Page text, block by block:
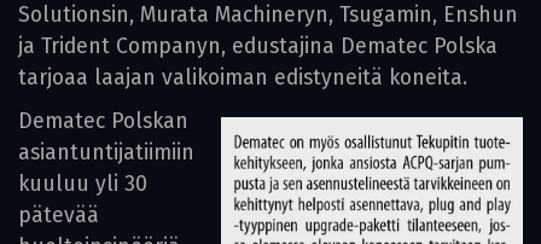
Solutionsin, Murata Machineryn, Tsugamin, Enshun
ja Trident Companyn, edustajina Dematec Polska
tarjoaa laajan valikoiman edistyneitä koneita.
Dematec Polskan
asiantuntijatiimiin
kuuluu yli 30
pätevää